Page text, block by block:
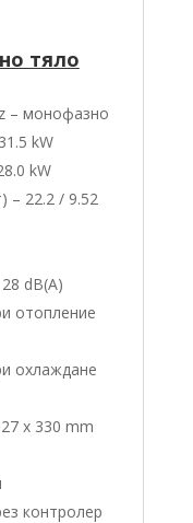
тяло
– монофазно
kW
kW
– 22.2 / 9.52
dB(A)
отопление
охлаждане
x 330 mm
контролер